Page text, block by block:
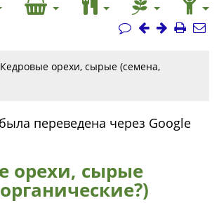
Кедровые орехи, сырые (семена,
переведена через Google
орехи, сырые